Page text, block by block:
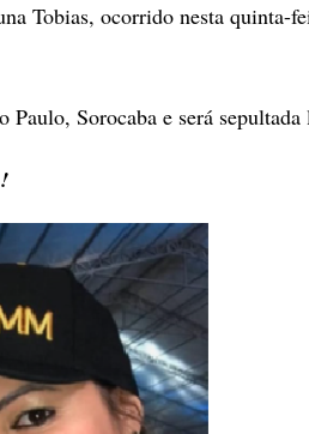
Tobias, ocorrido nesta quinta-
Sorocaba e será sepultada